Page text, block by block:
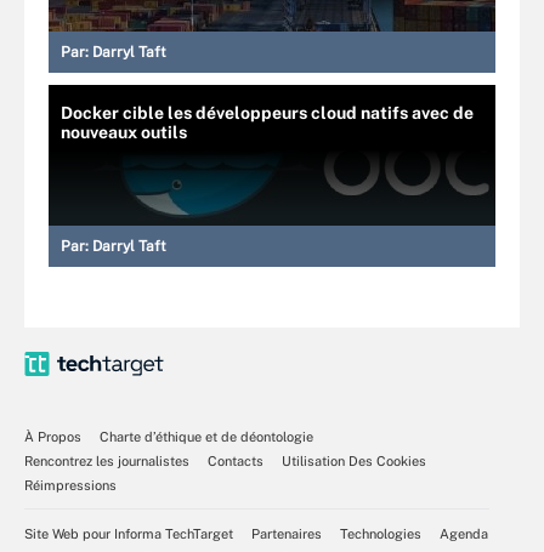
Par: Darryl Taft
Docker cible les développeurs cloud natifs avec de
nouveaux outils
Par: Darryl Taft
À Propos
Charte d’éthique et de déontologie
Rencontrez les journalistes
Contacts
Utilisation Des Cookies
Réimpressions
Site Web pour Informa TechTarget Partenaires Technologies
Agenda